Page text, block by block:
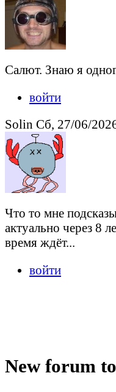
Салют. Знаю я
войти
Solin Сб, 27/06/
Что то мне
актуально через 8
время ждёт...
войти
New forum